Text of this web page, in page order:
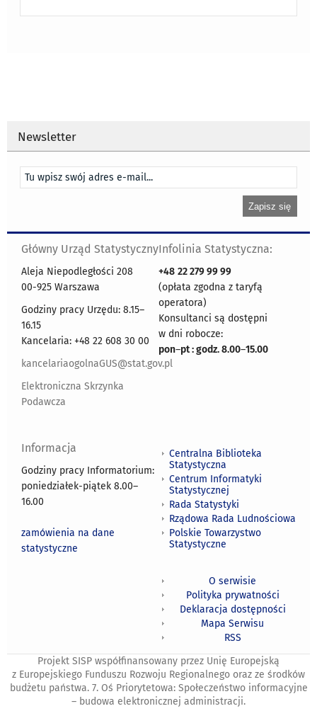
Newsletter
Główny Urząd Statystyczny
Aleja Niepodległości 208
00-925 Warszawa
Godziny pracy Urzędu: 8.15–
16.15
Kancelaria: +48 22 608 30 00
kancelariaogolnaGUS@stat.gov.pl
Elektroniczna Skrzynka
Podawcza
Infolinia Statystyczna:
+48 22 279 99 99
(opłata zgodna z taryfą
operatora)
Konsultanci są dostępni
w dni robocze:
pon–pt : godz. 8.00–15.00
Informacja
Godziny pracy Informatorium:
poniedziałek-piątek 8.00–
16.00
zamówienia na dane
statystyczne
Centralna Biblioteka
Statystyczna
Centrum Informatyki
Statystycznej
Rada Statystyki
Rządowa Rada Ludnościowa
Polskie Towarzystwo
Statystyczne
O serwisie
Polityka prywatności
Deklaracja dostępności
Mapa Serwisu
RSS
Projekt SISP współfinansowany przez Unię Europejską
z Europejskiego Funduszu Rozwoju Regionalnego oraz ze środków
budżetu państwa. 7. Oś Priorytetowa: Społeczeństwo informacyjne
– budowa elektronicznej administracji.